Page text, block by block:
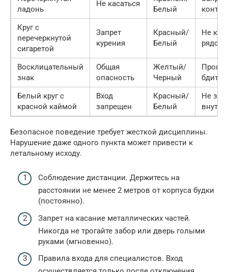
ладонь
Не касаться
Белый
Круг с
перечеркнутой
сигаретой
Запрет
курения
Красный/
Белый
Не
рядом
Восклицательный
знак
Общая
опасность
Желтый/
Черный
Белый круг с
красной каймой
Вход
запрещен
Красный/
Белый
Не
внутрь
Безопасное поведение требует жесткой дисциплины.
Нарушение даже одного пункта может привести к
летальному исходу.
Соблюдение дистанции. Держитесь на
расстоянии не менее 2 метров от корпуса будки
(постоянно).
Запрет на касание металлических частей.
Никогда не трогайте забор или дверь голыми
руками (мгновенно).
Правила входа для специалистов. Вход